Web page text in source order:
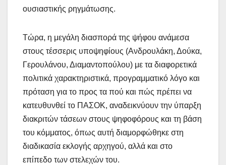
ουσιαστικής ρηγμάτωσης.
Τώρα, η μεγάλη διασπορά της ψήφου ανάμεσα
στους τέσσερις υποψηφίους (Ανδρουλάκη, Δούκα,
Γερουλάνου, Διαμαντοπούλου) με τα διαφορετικά
πολιτικά χαρακτηριστικά, προγραμματικό λόγο και
πρόταση για το προς τα πού και πώς πρέπει να
κατευθυνθεί το ΠΑΣΟΚ, αναδεικνύουν την ύπαρξη
διακριτών τάσεων στους ψηφοφόρους και τη βάση
του κόμματος, όπως αυτή διαμορφώθηκε στη
διαδικασία εκλογής αρχηγού, αλλά και στο
επίπεδο των στελεχών του.